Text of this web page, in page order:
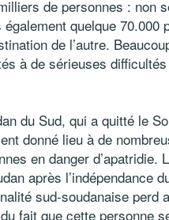
de personnes : non
quelque 70.000
de l’autre.
à de sérieuses
du Sud, qui a quitté le
donné lieu à de
en danger d’apatridie.
après l’indépendance
sud-soudanaise perd
fait que cette personne